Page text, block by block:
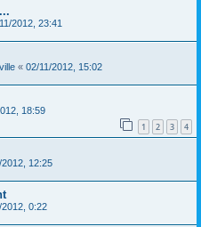
2012, 23:41
« 02/11/2012, 15:02
18:59
1 2 3 4
2012, 12:25
2012, 0:22